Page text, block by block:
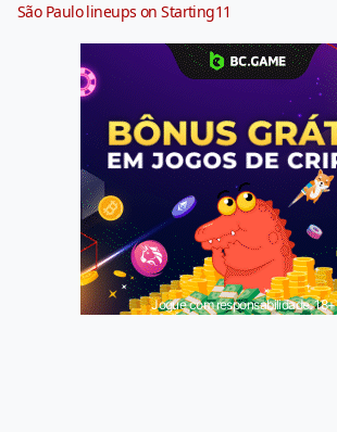
São Paulo lineups on Starting11
Jogue com responsabilidade. 18+